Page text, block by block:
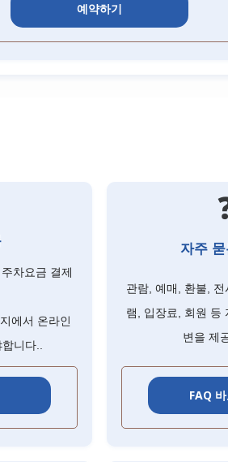
예약하기
차요금 결제
에서 온라인
니다..
자주
관람, 예매, 환불,
램, 입장료, 회원 등
변을 제
FAQ